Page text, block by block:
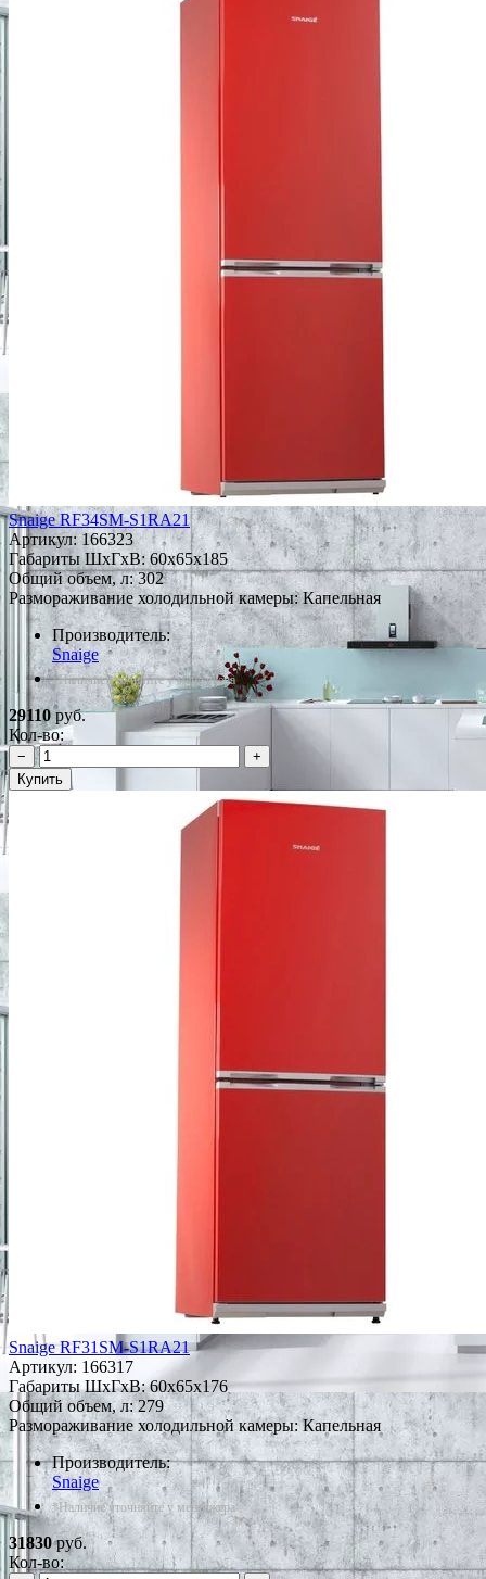
Snaige RF34SM-S1RA21
Артикул:166323
Габариты ШxГxВ: 60x65x185
Общий объем, л: 302
Размораживание холодильной камеры: Капельная
Производитель:
Snaige
*Наличие уточняйте у менеджера
29110руб.
Кол-во:
−
+
Купить
Snaige RF31SM-S1RA21
Артикул: 166317
Габариты ШxГxВ: 60x65x176
Общий объем, л: 279
Размораживание холодильной камеры: Капельная
Производитель:
Snaige
*Наличие уточняйте у менеджера
31830руб.
Кол-во: